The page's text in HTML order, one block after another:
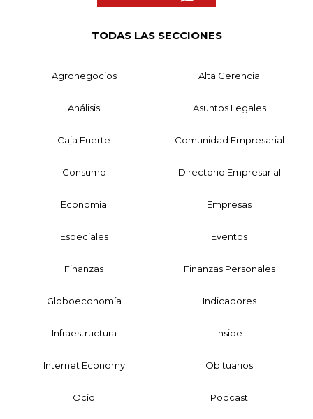
TODAS LAS SECCIONES
Agronegocios Alta Gerencia
Análisis Asuntos Legales
Caja Fuerte Comunidad Empresarial
Consumo Directorio Empresarial
Economía Empresas
Especiales Eventos
Finanzas Finanzas Personales
Globoeconomía Indicadores
Infraestructura Inside
Internet Economy Obituarios
Ocio Podcast